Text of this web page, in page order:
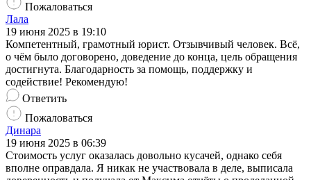
Пожаловаться
Лала
19 июня 2025 в 19:10
Компетентный, грамотный юрист. Отзывчивый человек. Всё,
о чём было договорено, доведение до конца, цель обращения
достигнута. Благодарность за помощь, поддержку и
содействие! Рекомендую!
Ответить
Пожаловаться
Динара
19 июня 2025 в 06:39
Стоимость услуг оказалась довольно кусачей, однако себя
вполне оправдала. Я никак не участвовала в деле, выписала